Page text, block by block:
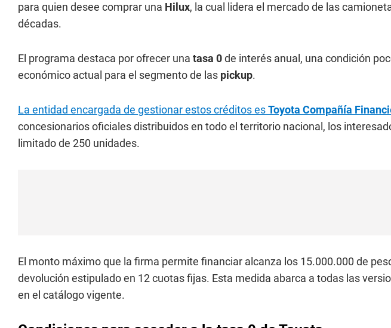
para quien desee comprar una Hilux, la cual lidera el mercado de las
décadas.
El programa destaca por ofrecer una tasa 0de interés anual, una condición
económico actual para el segmento de las pickup.
La entidad encargada de gestionar estos créditos esToyota Compañía
concesionarios oficiales distribuidos en todo el territorio nacional, los
limitado de 250 unidades.
El monto máximo que la firma permite financiar alcanza los 15.000.000 de
devolución estipulado en 12 cuotas fijas. Esta medida abarca a todas las
en el catálogo vigente.